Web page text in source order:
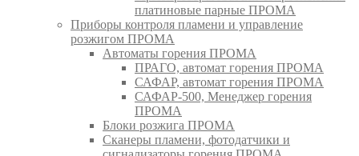
платиновые парные ПРОМА
Приборы контроля пламени и управление
розжигом ПРОМА
Автоматы горения ПРОМА
ПРАГО, автомат горения ПРОМА
САФАР, автомат горения ПРОМА
САФАР-500, Менеджер горения
ПРОМА
Блоки розжига ПРОМА
Сканеры пламени, фотодатчики и